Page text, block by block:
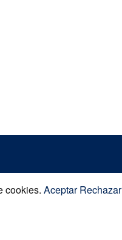
cookies. Aceptar Rechazar